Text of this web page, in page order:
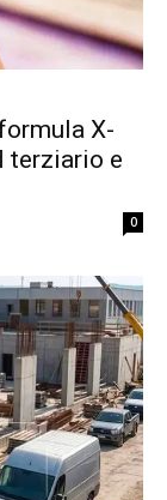
X-
terziario e
0